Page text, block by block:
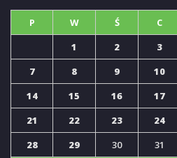
P W Ś C
1 2 3
7
8 9 10
14
15 16 17
21
22 23 24
28
29 30 31